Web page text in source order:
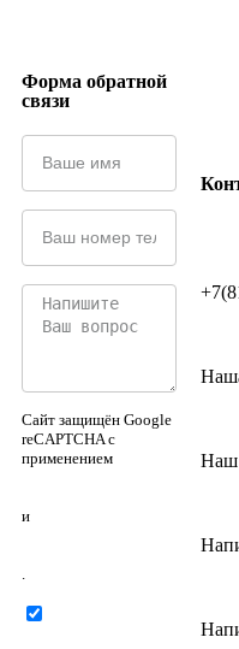
Форма обратной
связи
Сайт защищён Google
reCAPTCHA с
применением
и
.
Наш